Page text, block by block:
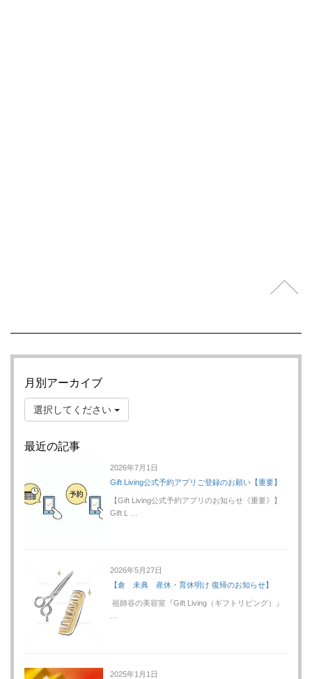
月別アーカイブ
選択してください
最近の記事
2026年7月1日
Gift Living公式予約アプリご登録のお願い【重要】
【Gift Living公式予約アプリのお知らせ《重要》】
Gift L …
2026年5月27日
【倉 未典 産休・育休明け 復帰のお知らせ】
祖師谷の美容室『Gift Living（ギフトリビング）』
2025年1月1日